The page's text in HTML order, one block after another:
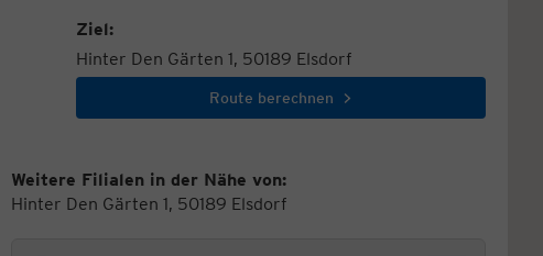
Ziel:
Hinter Den Gärten 1, 50189 Elsdorf
Route berechnen
Weitere Filialen in der Nähe von:
Hinter Den Gärten 1, 50189 Elsdorf